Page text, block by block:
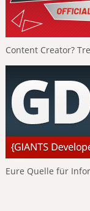
Content Creator?
Eure Quelle für